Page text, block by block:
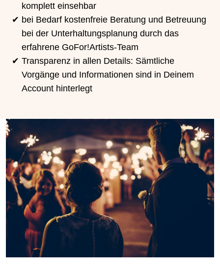
komplett einsehbar
bei Bedarf kostenfreie Beratung und Betreuung
bei der Unterhaltungsplanung durch das
erfahrene GoFor!Artists-Team
Transparenz in allen Details: Sämtliche
Vorgänge und Informationen sind in Deinem
Account hinterlegt